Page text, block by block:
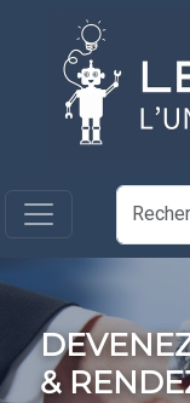
Aller au contenu
&
Panneau de gestion